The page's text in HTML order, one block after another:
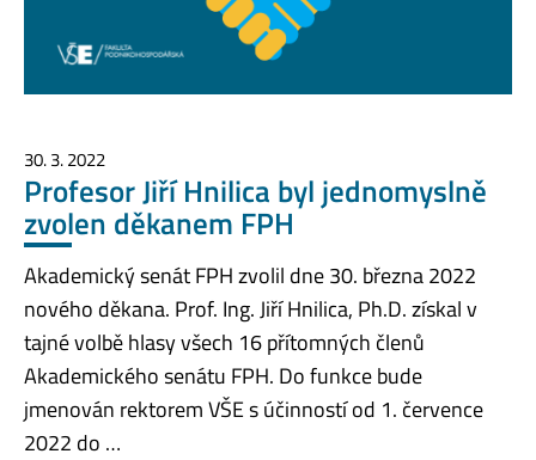
30. 3. 2022
Profesor Jiří Hnilica byl jednomyslně
zvolen děkanem FPH
Akademický senát FPH zvolil dne 30. března 2022
nového děkana. Prof. Ing. Jiří Hnilica, Ph.D. získal v
tajné volbě hlasy všech 16 přítomných členů
Akademického senátu FPH. Do funkce bude
jmenován rektorem VŠE s účinností od 1. července
2022 do …